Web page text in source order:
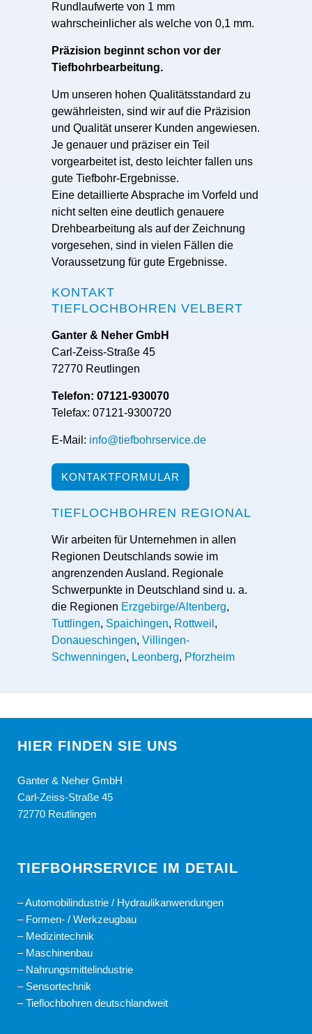
Rundlaufwerte von 1 mm
wahrscheinlicher als welche von 0,1 mm.
Präzision beginnt schon vor der
Tiefbohrbearbeitung.
Um unseren hohen Qualitätsstandard zu
gewährleisten, sind wir auf die Präzision
und Qualität unserer Kunden angewiesen.
Je genauer und präziser ein Teil
vorgearbeitet ist, desto leichter fallen uns
gute Tiefbohr-Ergebnisse.
Eine detaillierte Absprache im Vorfeld und
nicht selten eine deutlich genauere
Drehbearbeitung als auf der Zeichnung
vorgesehen, sind in vielen Fällen die
Voraussetzung für gute Ergebnisse.
KONTAKT
TIEFLOCHBOHREN VELBERT
Ganter & Neher GmbH
Carl-Zeiss-Straße 45
72770 Reutlingen
Telefon: 07121-930070
Telefax: 07121-9300720
E-Mail: info@tiefbohrservice.de
KONTAKTFORMULAR
TIEFLOCHBOHREN REGIONAL
Wir arbeiten für Unternehmen in allen
Regionen Deutschlands sowie im
angrenzenden Ausland. Regionale
Schwerpunkte in Deutschland sind u. a.
die Regionen Erzgebirge/Altenberg,
Tuttlingen, Spaichingen, Rottweil ,
Donaueschingen, Villingen-
Schwenningen, Leonberg, Pforzheim
HIER FINDEN SIE UNS
Ganter & Neher GmbH
Carl-Zeiss-Straße 45
72770 Reutlingen
TIEFBOHRSERVICE IM DETAIL
–Automobilindustrie / Hydraulikanwendungen
– Formen- / Werkzeugbau
– Medizintechnik
– Maschinenbau
– Nahrungsmittelindustrie
– Sensortechnik
–Tieflochbohren deutschlandweit